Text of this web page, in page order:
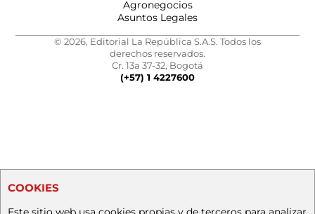
Agronegocios
Asuntos Legales
© 2026, Editorial La República S.A.S. Todos los
derechos reservados.
Cr. 13a 37-32, Bogotá
(+57) 1 4227600
COOKIES